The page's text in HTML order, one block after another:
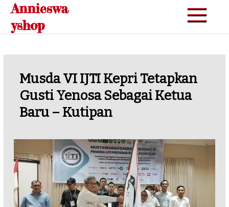
Skip
content
Annieswa
yshop
Musda VI IJTI Kepri Tetapkan
Gusti Yenosa Sebagai Ketua
Baru – Kutipan